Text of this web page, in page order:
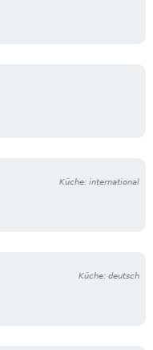
Küche: international
Küche: deutsch